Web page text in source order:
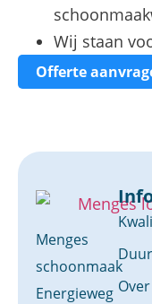
Wij staan
Offerte
Menges
schoonmaak
Energieweg